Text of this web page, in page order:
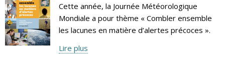
Cette année, la Journée Météorologique
Mondiale a pour thème « Combler ensemble
les lacunes en matière d’alertes précoces ».
Lire plus